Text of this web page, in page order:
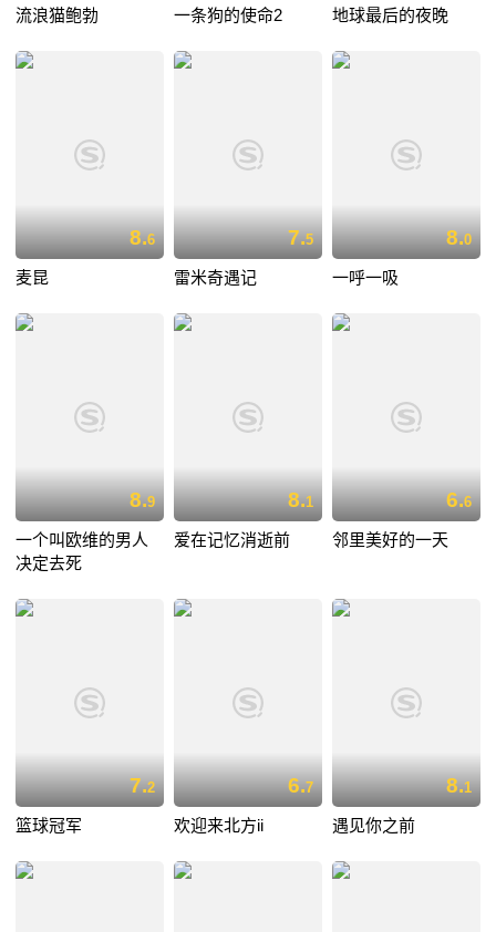
流浪猫鲍勃 一条狗的使命2 地球最后的夜晚
8.6
麦昆
7.5
雷米奇遇记
8.0
一呼一吸
8.9
一个叫欧维的男人
决定去死
8.1
爱在记忆消逝前
6.6
邻里美好的一天
7.2
篮球冠军
6.7
欢迎来北方ii
8.1
遇见你之前